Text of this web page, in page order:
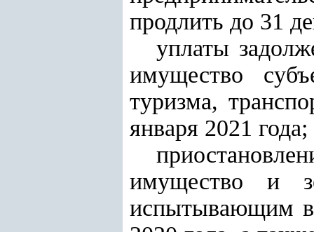
продлить до 31
уплаты
имущество
туризма,
января 2021 года;
имущество и
испытывающим